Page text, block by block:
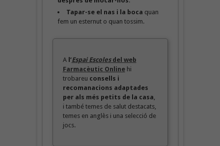
Tapar-se el nas i la boca quan
fem un esternut o quan tossim.
A l’Espai Escolesdel web
Farmacèutic Onlinehi
trobareu consells i
recomanacions adaptades
per als més petits de la casa
i també temes de salut destacats,
temes en anglès i una selecció de
jocs.